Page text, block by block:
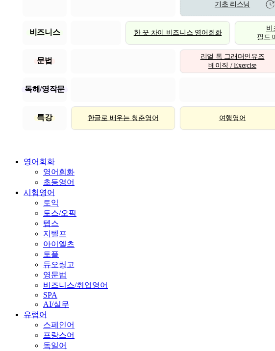
기초 리스닝
비즈니스 한 끗 차이 비즈니스 영어회화
비
필드
문법
리얼 톡 그래머인유즈
베이직 / Exercise
독해/영작문
특강 한글로 배우는 청춘영어 여행영어
영어회화
영어회화
초등영어
시험영어
토익
토스/오픽
텝스
지텔프
아이엘츠
토플
듀오링고
영문법
비즈니스/취업영어
SPA
AI/실무
유럽어
스페인어
프랑스어
독일어